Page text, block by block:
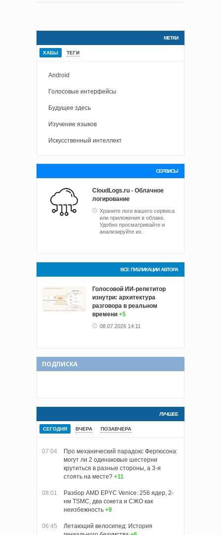
МЕТКИ
ХАБЫ ТЕГИ
Android
Голосовые интерфейсы
Будущее здесь
Изучение языков
Искусственный интеллект
СЕРВИСЫ
CloudLogs.ru - Облачное
логирование
Храните логи вашего сервиса
или приложения в облаке.
Удобно просматривайте и
анализируйте их.
ВСЕ ПУБЛИКАЦИИ АВТОРА
Голосовой ИИ-репетитор
изнутри: архитектура
разговора в реальном
времени +5
08.07.2026 14:11
ПОДПИСКА
ЛУЧШЕЕ
СЕГОДНЯ ВЧЕРА ПОЗАВЧЕРА
07:04
Про механический парадокс Фергюсона:
могут ли 2 одинаковые шестерни
крутиться в разные стороны, а 3-я
стоять на месте? +11
08:01
Разбор AMD EPYC Venice: 256 ядер, 2-
нм TSMC, два сокета и СЖО как
неизбежность +9
06:45
Летающий велосипед: История